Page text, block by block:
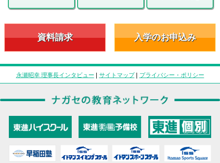
資料請求 入学のお申込み
永瀬昭幸 理事長インタビュー | サイトマップ| プライバシー・ポリシー